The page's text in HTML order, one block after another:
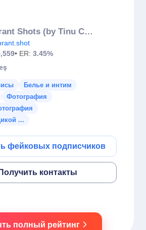
Vibrant Shots (by Tinu Coman)
• ER: 3.45%
Белье и интим
Фотография
...
фейковых подписчиков
Получить контакты
полный рейтинг